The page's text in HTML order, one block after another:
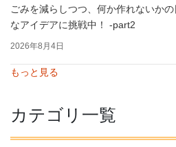
ごみを減らしつつ、何か作れないか
なアイデアに挑戦中！ -part2
2026年8月4日
もっと見る
カテゴリ一覧